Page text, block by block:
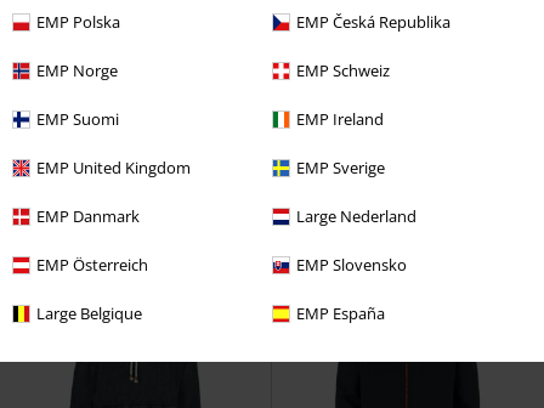
EMP Polska EMP Česká Republika
EMP Norge EMP Schweiz
EMP Suomi EMP Ireland
EMP United Kingdom EMP Sverige
EMP Danmark Large Nederland
EMP Österreich EMP Slovensko
Large Belgique EMP España
RRP 69,99 €
37,99 €
Darth Vader - Imperial
Commander
Star Wars
con cappuccio
RRP 59,95 €
53,99 €
Mew
cappuccio